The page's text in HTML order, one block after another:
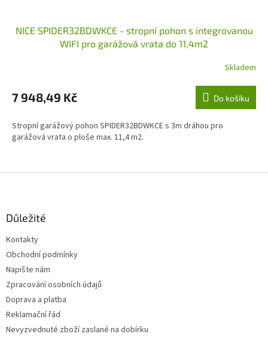
NICE SPIDER32BDWKCE - stropní pohon s integrovanou
WIFI pro garážová vrata do 11,4m2
Skladem
7 948,49 Kč Do košíku
Stropní garážový pohon SPIDER32BDWKCE s 3m dráhou pro
garážová vrata o ploše max. 11,4 m2.
Důležité
Kontakty
Obchodní podmínky
Napište nám
Zpracování osobních údajů
Doprava a platba
Reklamační řád
Nevyzvednuté zboží zaslané na dobírku